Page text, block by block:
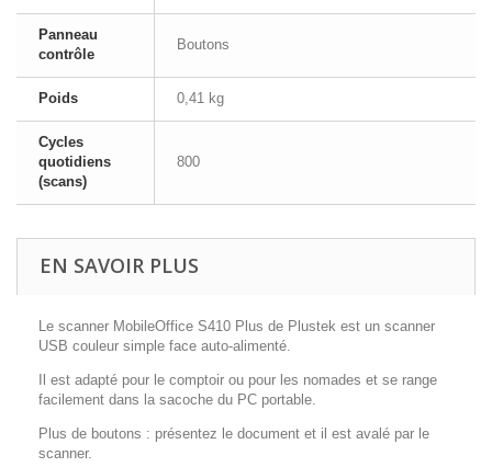
Panneau
contrôle
Boutons
Poids 0,41 kg
Cycles
quotidiens
(scans)
800
EN SAVOIR PLUS
Le scanner MobileOffice S410 Plus de Plustek est un scanner
USB couleur simple face auto-alimenté.
Il est adapté pour le comptoir ou pour les nomades et se range
facilement dans la sacoche du PC portable.
Plus de boutons : présentez le document et il est avalé par le
scanner.